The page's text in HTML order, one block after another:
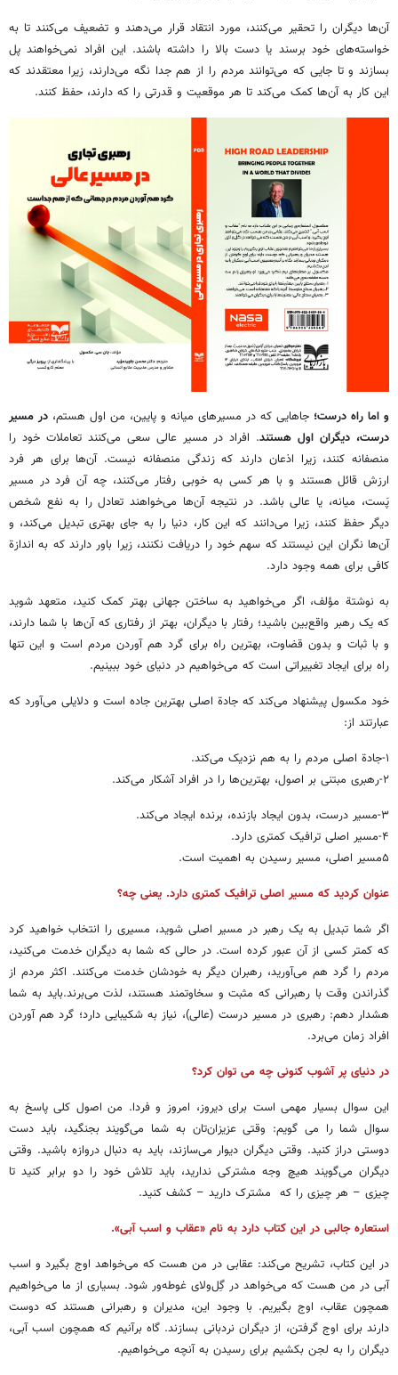
آن‌ها دیگران را تحقیر می‌کنند، مورد انتقاد قرار می‌دهند و تضعیف می‌کنند تا به
خواسته‌های خود برسند یا دست بالا را داشته باشند. این افراد نمی‌خواهند پل
بسازند و تا جایی که می‌توانند مردم را از هم جدا نگه می‌دارند، زیرا معتقدند که
این کار به آن‌ها کمک می‌کند تا هر موقعیت و قدرتی را که دارند، حفظ کنند.
و اما راه درست؛ جاهایی که در مسیرهای میانه و پایین، من اول هستم، در مسیر
درست، دیگران اول هستند. افراد در مسیر عالی سعی می‌کنند تعاملات خود را
منصفانه کنند، زیرا اذعان دارند که زندگی منصفانه نیست. آن‌ها برای هر فرد
ارزش قائل هستند و با هر کسی به خوبی رفتار می‌کنند، چه آن فرد در مسیر
پَست، میانه، یا عالی باشد. در نتیجه آن‌ها می‌خواهند تعادل را به نفع شخص
دیگر حفظ کنند، زیرا می‌دانند که این کار، دنیا را به جای بهتری تبدیل می‌کند، و
آن‌ها نگران این نیستند که سهم خود را دریافت نکنند، زیرا باور دارند که به اندازة
کافی برای همه وجود دارد.
به نوشتة مؤلف، اگر می‌خواهید به ساختن جهانی بهتر کمک کنید، متعهد شوید
که یک رهبر واقع‌بین باشید؛ رفتار با دیگران، بهتر از رفتاری که آن‌ها با شما دارند،
و با ثبات و بدون قضاوت، بهترین راه برای گرد هم آوردن مردم است و این تنها
راه برای ایجاد تغییراتی است که می‌خواهیم در دنیای خود ببینیم.
خود مکسول پیشنهاد می‌کند که جادة اصلی بهترین جاده است و دلایلی می‌آورد که
عبارتند از:
۱-جادة اصلی مردم را به هم نزدیک می‌کند.
۲-رهبری مبتنی بر اصول، بهترین‌ها را در افراد آشکار می‌کند.
۳-مسیر درست، بدون ایجاد بازنده، برنده ایجاد می‌کند.
۴-مسیر اصلی ترافیک کمتری دارد.
۵مسیر اصلی، مسیر رسیدن به اهمیت است.
عنوان کردید که مسیر اصلی ترافیک کمتری دارد. یعنی چه؟
اگر شما تبدیل به یک رهبر در مسیر اصلی شوید، مسیری را انتخاب خواهید کرد
که کمتر کسی از آن عبور کرده است. در حالی که شما به دیگران خدمت می‌کنید،
مردم را گرد هم می‌آورید، رهبران دیگر به خودشان خدمت می‌کنند. اکثر مردم از
گذراندن وقت با رهبرانی که مثبت و سخاوتمند هستند، لذت می‌برند.باید به شما
هشدار دهم: رهبری در مسیر درست (عالی)، نیاز به شکیبایی دارد؛ گرد هم آوردن
افراد زمان می‌برد.
در دنیای پر آشوب کنونی چه می توان کرد؟
این سوال بسیار مهمی است برای دیروز، امروز و فردا. من اصول کلی پاسخ به
سوال شما را می گویم: وقتی عزیزان‌تان به شما می‌گویند بجنگید، باید دست
دوستی دراز کنید. وقتی دیگران دیوار می‌سازند، باید به دنبال دروازه باشید. وقتی
دیگران می‌گویند هیچ وجه مشترکی ندارید، باید تلاش خود را دو برابر کنید تا
چیزی – هر چیزی را که مشترک دارید – کشف کنید.
استعاره جالبی در این کتاب دارد به نام «عقاب و اسب آبی».
در این کتاب، تشریح می‌کند: عقابی در من هست که می‌خواهد اوج بگیرد و اسب
آبی در من هست که می‌خواهد در گِل‌ولای غوطه‌ور شود. بسیاری از ما می‌خواهیم
همچون عقاب، اوج بگیریم. با وجود این، مدیران و رهبرانی هستند که دوست
دارند برای اوج گرفتن، از دیگران نردبانی بسازند. گاه برآنیم که همچون اسب آبی،
دیگران را به لجن بکشیم برای رسیدن به آنچه می‌خواهیم.